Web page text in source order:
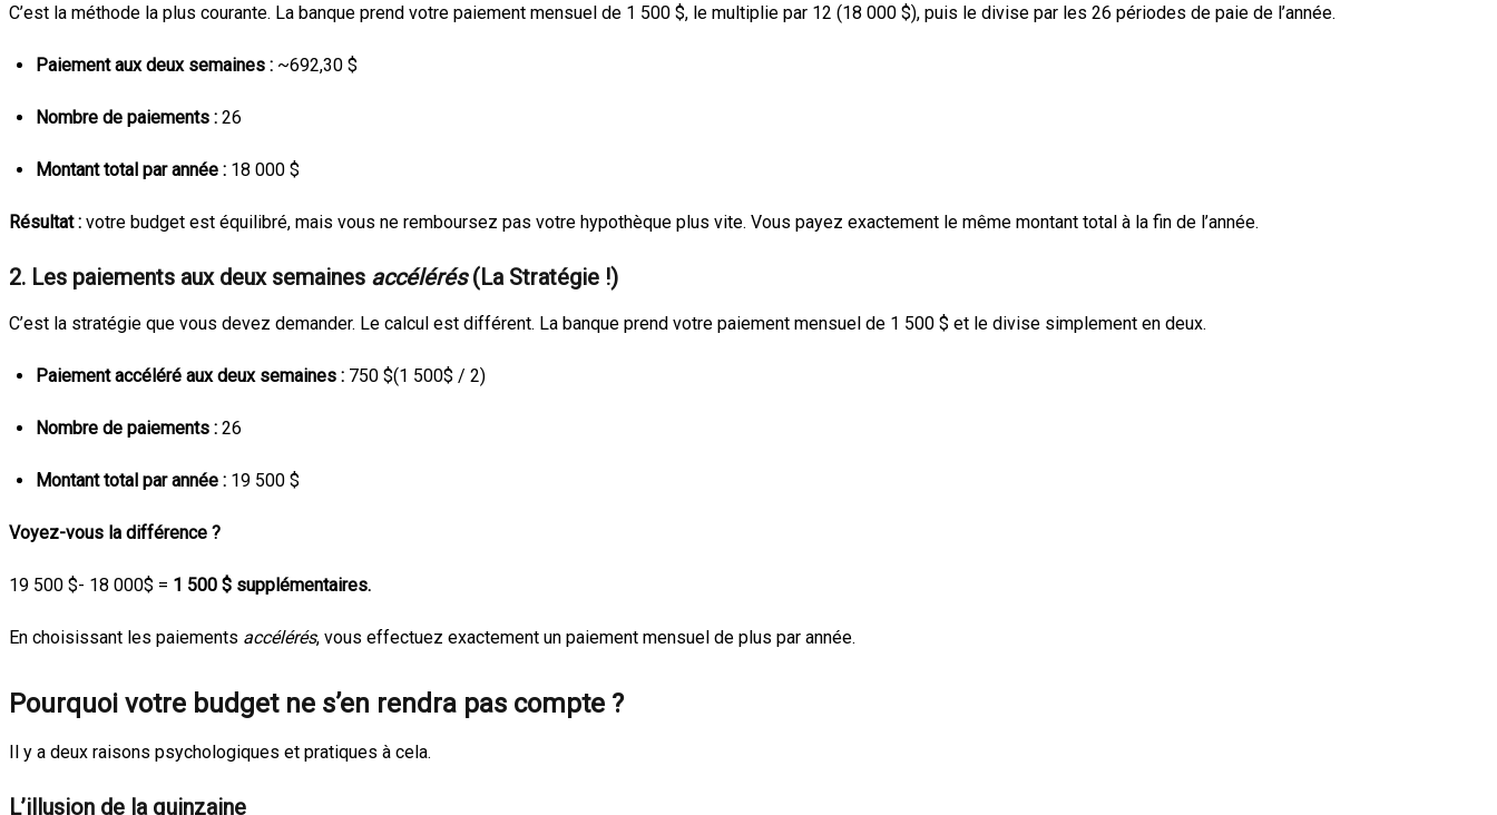
C’est la méthode la plus courante. La banque prend votre paiement mensuel de 1 500 $, le multiplie par 12 (18 000 $), puis le divise par les 26 périodes de paie de l’année.
Paiement aux deux semaines : ~692,30 $
Nombre de paiements : 26
Montant total par année : 18 000 $
Résultat : votre budget est équilibré, mais vous ne remboursez pas votre hypothèque plus vite. Vous payez exactement le même montant total à la fin de l’année.
2. Les paiements aux deux semaines accélérés(La Stratégie !)
C’est la stratégie que vous devez demander. Le calcul est différent. La banque prend votre paiement mensuel de 1 500 $ et le divise simplement en deux.
Paiement accéléré aux deux semaines : 750 $(1 500$ / 2)
Nombre de paiements : 26
Montant total par année : 19 500 $
Voyez-vous la différence ?
19 500 $- 18 000$ = 1 500 $ supplémentaires.
En choisissant les paiements accélérés, vous effectuez exactement un paiement mensuel de plus par année.
Pourquoi votre budget ne s’en rendra pas compte ?
Il y a deux raisons psychologiques et pratiques à cela.
L’illusion de la quinzaine